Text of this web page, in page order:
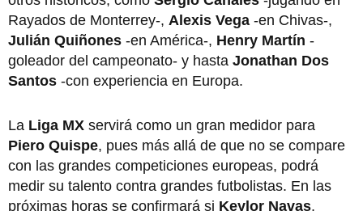
Rayados de Monterrey-, Alexis Vega -en Chivas-,
Julián Quiñones -en América-, Henry Martín -
goleador del campeonato- y hasta Jonathan Dos
Santos -con experiencia en Europa.
La Liga MX servirá como un gran medidor para
Piero Quispe, pues más allá de que no se compare
con las grandes competiciones europeas, podrá
medir su talento contra grandes futbolistas. En las
próximas horas se confirmará si Keylor Navas,